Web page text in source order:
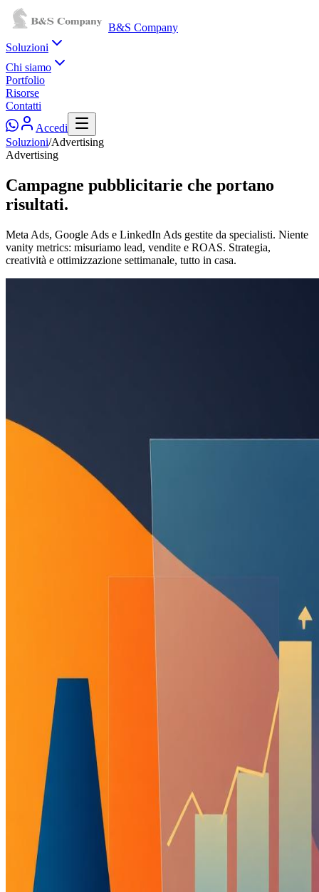
B&S Company
Soluzioni
Chi siamo
Portfolio
Risorse
Contatti
Accedi
Soluzioni/Advertising
Advertising
Campagne pubblicitarie che portano
risultati.
Meta Ads, Google Ads e LinkedIn Ads gestite da specialisti. Niente
vanity metrics: misuriamo lead, vendite e ROAS. Strategia,
creatività e ottimizzazione settimanale, tutto in casa.